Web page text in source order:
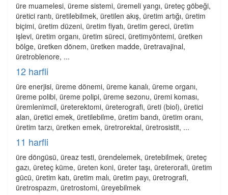
üre muamelesi, üreme sistemi, üremeli yangı, üreteç göbeği,
üretici rantı, üretilebilmek, üretilen akış, üretim artığı, üretim
biçimi, üretim düzeni, üretim fiyatı, üretim gereci, üretim
işlevi, üretim organı, üretim süreci, üretimyöntemi, üretken
bölge, üretken dönem, üretken madde, üretravajinal,
üretroblenore, ...
12 harfli
üre enerjisi, üreme dönemi, üreme kanalı, üreme organı,
üreme polibi, üreme polipi, üreme sezonu, üremi koması,
üremlenimcil, üreterektomi, üreterografi, üreti (biol), üretici
alan, üretici emek, üretilebilme, üretim bandı, üretim oranı,
üretim tarzı, üretken emek, üretrorektal, üretrosistit, ...
11 harfli
üre döngüsü, üreaz testi, ürendelemek, üretebilmek, üreteç
gazı, üreteç küme, üreten koni, üreter taşı, üreterorafi, üretim
gücü, üretim katı, üretim malı, üretim payı, üretrografi,
üretrospazm, üretrostomi, üreyebilmek